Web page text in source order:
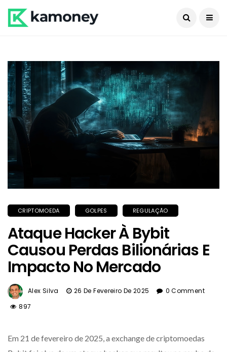
CRIPTOMOEDA GOLPES REGULAÇÃO
Ataque Hacker À Bybit
Causou Perdas Bilionárias E
Impacto No Mercado
Alex Silva 26 De Fevereiro De 2025
0 Comment
897
Em 21 de fevereiro de 2025, a exchange de criptomoedas